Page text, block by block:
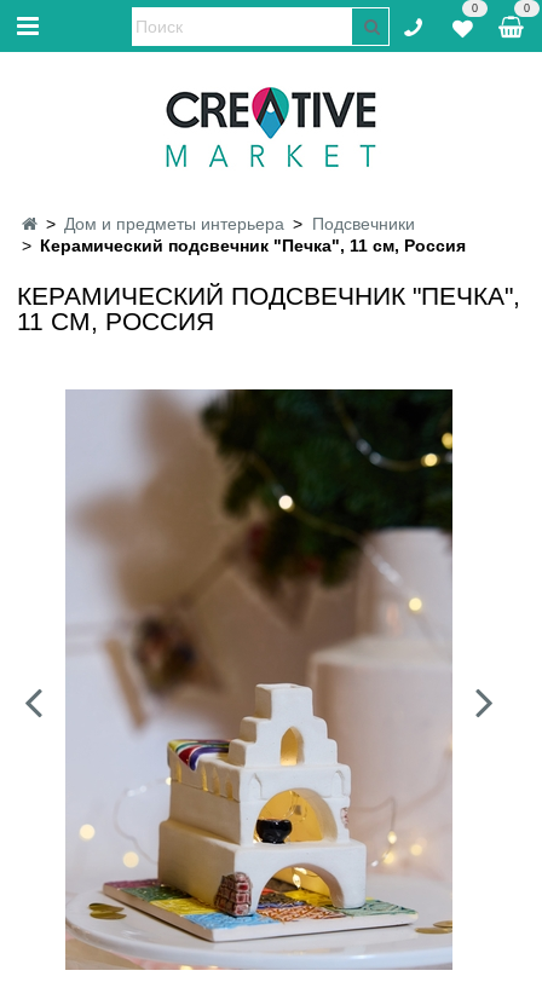
0 0
Дом и предметы интерьера
Подсвечники
Керамический подсвечник "Печка", 11 см, Россия
КЕРАМИЧЕСКИЙ ПОДСВЕЧНИК "ПЕЧКА",
11 СМ, РОССИЯ